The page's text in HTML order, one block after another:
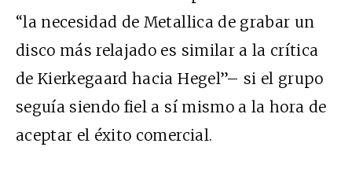
“la necesidad de Metallica de grabar un
disco más relajado es similar a la crítica
de Kierkegaard hacia Hegel”– si el grupo
seguía siendo fiel a sí mismo a la hora de
aceptar el éxito comercial.